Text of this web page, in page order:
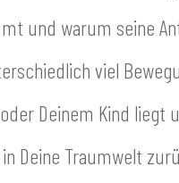
und warum seine
viel
Deinem Kind
Deine Traumwelt